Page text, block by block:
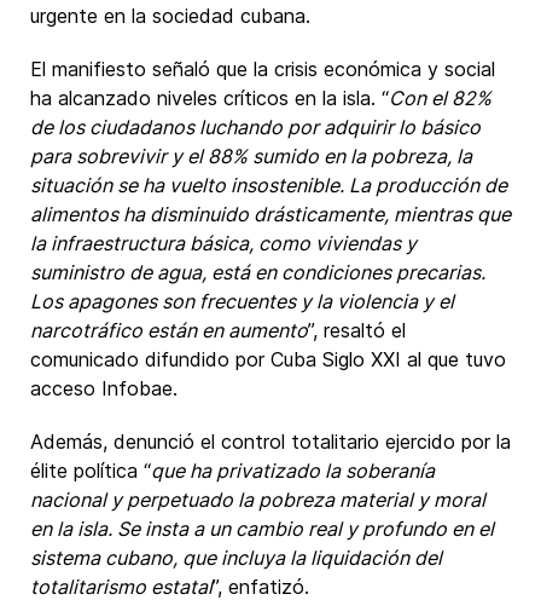
urgente en la sociedad cubana.
El manifiesto señaló que la crisis económica y social
ha alcanzado niveles críticos en la isla. “Con el 82%
de los ciudadanos luchando por adquirir lo básico
para sobrevivir y el 88% sumido en la pobreza, la
situación se ha vuelto insostenible. La producción de
alimentos ha disminuido drásticamente, mientras que
la infraestructura básica, como viviendas y
suministro de agua, está en condiciones precarias.
Los apagones son frecuentes y la violencia y el
narcotráfico están en aumento”, resaltó el
comunicado difundido por Cuba Siglo XXI al que tuvo
acceso Infobae.
Además, denunció el control totalitario ejercido por la
élite política “que ha privatizado la soberanía
nacional y perpetuado la pobreza material y moral
en la isla. Se insta a un cambio real y profundo en el
sistema cubano, que incluya la liquidación del
totalitarismo estatal”, enfatizó.